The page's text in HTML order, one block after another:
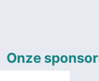
Onze